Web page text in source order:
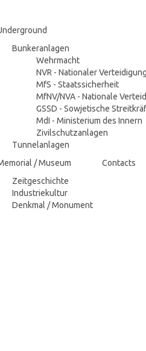
Bunkeranlagen
Wehrmacht
NVR - Nationaler
MfS - Staatssicherheit
MfNV/NVA - Nationale
GSSD - Sowjetische
MdI - Ministerium des Innern
Zivilschutzanlagen
Tunnelanlagen
/ Museum
Zeitgeschichte
Industriekultur
Denkmal / Monument
Contacts